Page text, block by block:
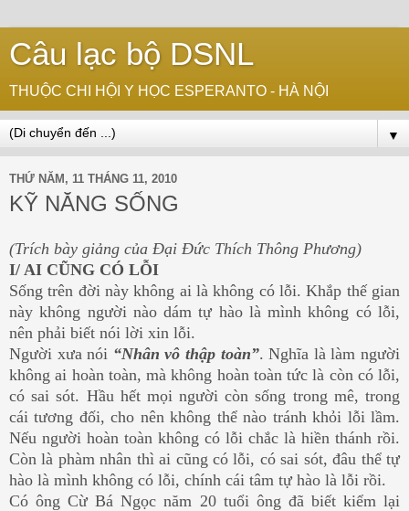
Câu lạc bộ DSNL
THUỘC CHI HỘI Y HỌC ESPERANTO - HÀ NỘI
▼
THỨ NĂM, 11 THÁNG 11, 2010
KỸ NĂNG SỐNG
(Trích bày giảng của Đại Đức Thích Thông Phương)
I/ AI CŨNG CÓ LỖI
Sống trên đời này không ai là không có lỗi. Khắp thế gian
này không người nào dám tự hào là mình không có lỗi,
nên phải biết nói lời xin lỗi.
Người xưa nói “Nhân vô thập toàn”. Nghĩa là làm người
không ai hoàn toàn, mà không hoàn toàn tức là còn có lỗi,
có sai sót. Hầu hết mọi người còn sống trong mê, trong
cái tương đối, cho nên không thể nào tránh khỏi lỗi lầm.
Nếu người hoàn toàn không có lỗi chắc là hiền thánh rồi.
Còn là phàm nhân thì ai cũng có lỗi, có sai sót, đâu thể tự
hào là mình không có lỗi, chính cái tâm tự hào là lỗi rồi.
Có ông Cừ Bá Ngọc năm 20 tuổi ông đã biết kiểm lại